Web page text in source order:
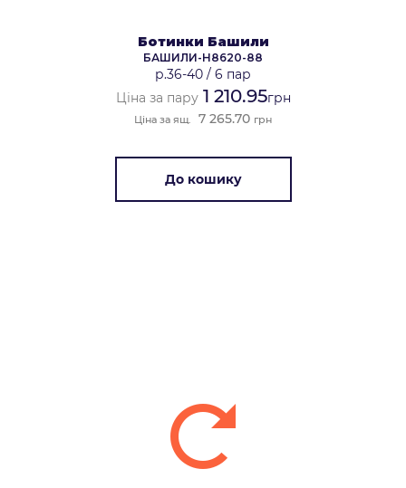
Ботинки Башили
БАШИЛИ-H8620-88
р.36-40 / 6 пар
Ціна за пару1 210.95грн
Ціна за ящ. 7 265.70 грн
До кошику